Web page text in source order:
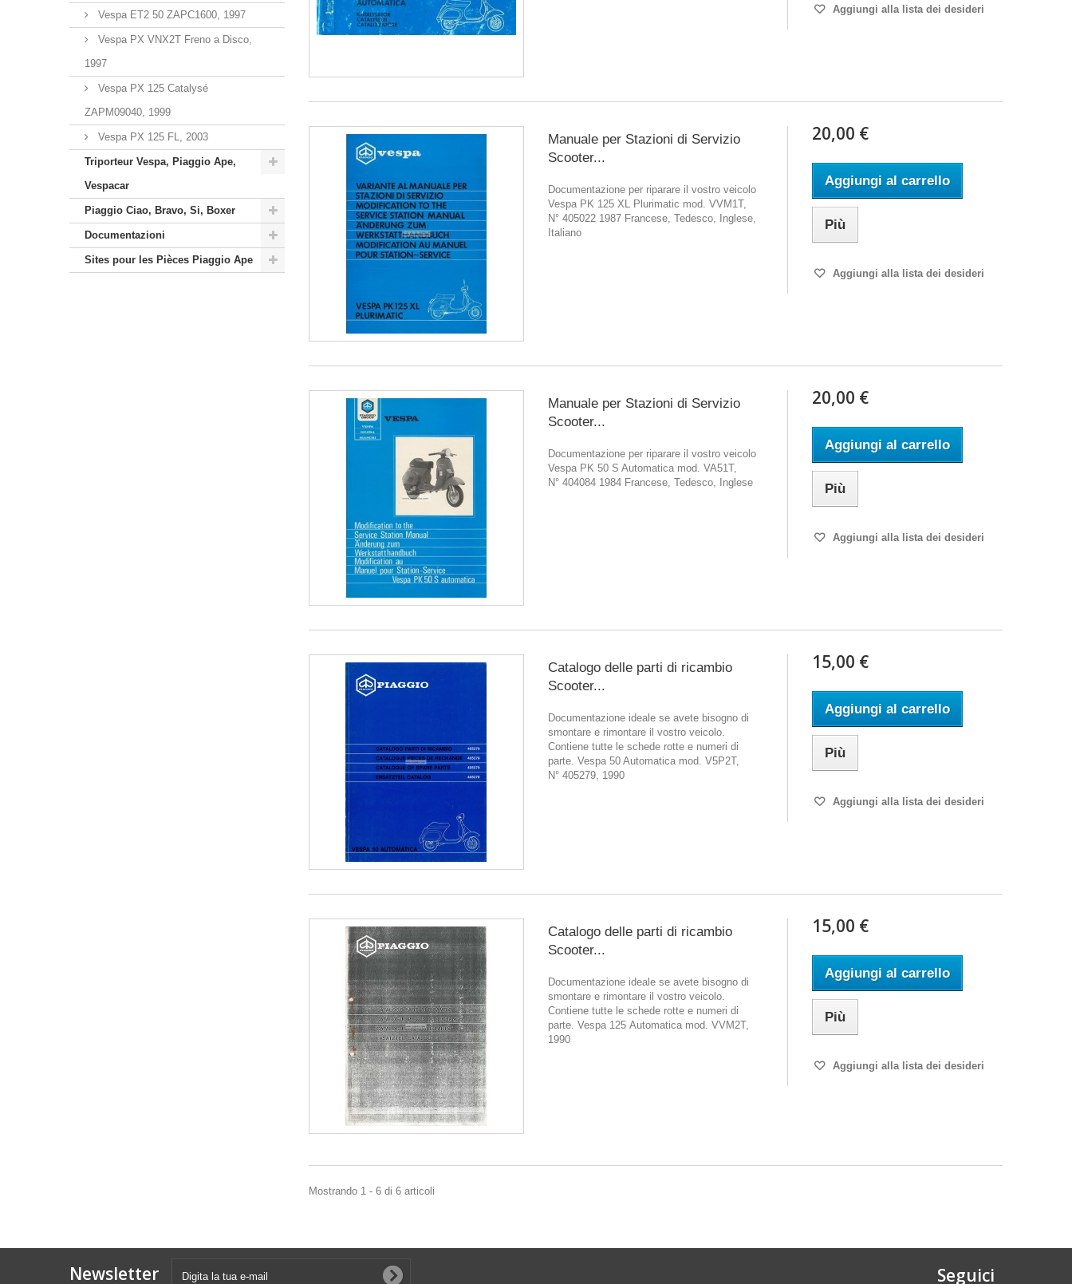
Vespa ET2 50 ZAPC1600, 1997
Vespa PX VNX2T Freno a Disco,
1997
Vespa PX 125 Catalysé
ZAPM09040, 1999
Vespa PX 125 FL, 2003
Triporteur Vespa, Piaggio Ape,
Vespacar
Piaggio Ciao, Bravo, Si, Boxer
Documentazioni
Sites pour les Pièces Piaggio Ape
Aggiungi alla lista dei desideri
Manuale per Stazioni di Servizio
Scooter...
Documentazione per riparare il vostro veicolo
Vespa PK 125 XL Plurimatic mod. VVM1T,
N° 405022 1987 Francese, Tedesco, Inglese,
Italiano
20,00 €
Aggiungi al carrello
Più
Aggiungi alla lista dei desideri
Manuale per Stazioni di Servizio
Scooter...
Documentazione per riparare il vostro veicolo
Vespa PK 50 S Automatica mod. VA51T,
N° 404084 1984 Francese, Tedesco, Inglese
20,00 €
Aggiungi al carrello
Più
Aggiungi alla lista dei desideri
Catalogo delle parti di ricambio
Scooter...
Documentazione ideale se avete bisogno di
smontare e rimontare il vostro veicolo.
Contiene tutte le schede rotte e numeri di
parte. Vespa 50 Automatica mod. V5P2T,
N° 405279, 1990
15,00 €
Aggiungi al carrello
Più
Aggiungi alla lista dei desideri
Catalogo delle parti di ricambio
Scooter...
Documentazione ideale se avete bisogno di
smontare e rimontare il vostro veicolo.
Contiene tutte le schede rotte e numeri di
parte. Vespa 125 Automatica mod. VVM2T,
1990
15,00 €
Aggiungi al carrello
Più
Aggiungi alla lista dei desideri
Mostrando 1 - 6 di 6 articoli
Newsletter Seguici